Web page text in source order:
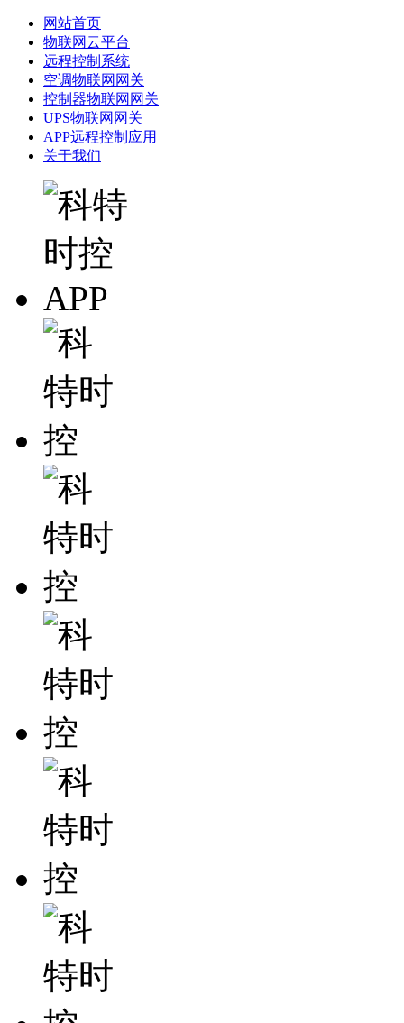
网站首页
物联网云平台
远程控制系统
空调物联网网关
控制器物联网网关
UPS物联网网关
APP远程控制应用
关于我们